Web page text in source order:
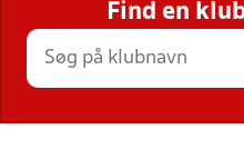
STILLINGER,
Find en